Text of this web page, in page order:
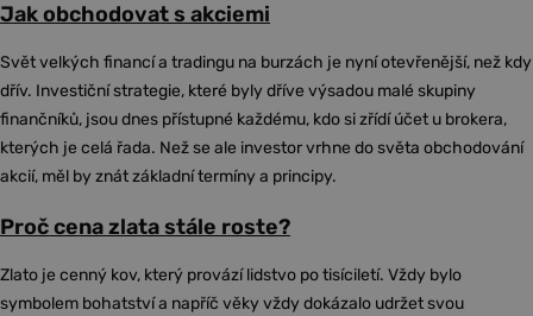
Jak obchodovat s akciemi
Svět velkých financí a tradingu na burzách je nyní otevřenější, než kdy
dřív. Investiční strategie, které byly dříve výsadou malé skupiny
finančníků, jsou dnes přístupné každému, kdo si zřídí účet u brokera,
kterých je celá řada. Než se ale investor vrhne do světa obchodování
akcií, měl by znát základní termíny a principy.
Proč cena zlata stále roste?
Zlato je cenný kov, který provází lidstvo po tisíciletí. Vždy bylo
symbolem bohatství a napříč věky vždy dokázalo udržet svou